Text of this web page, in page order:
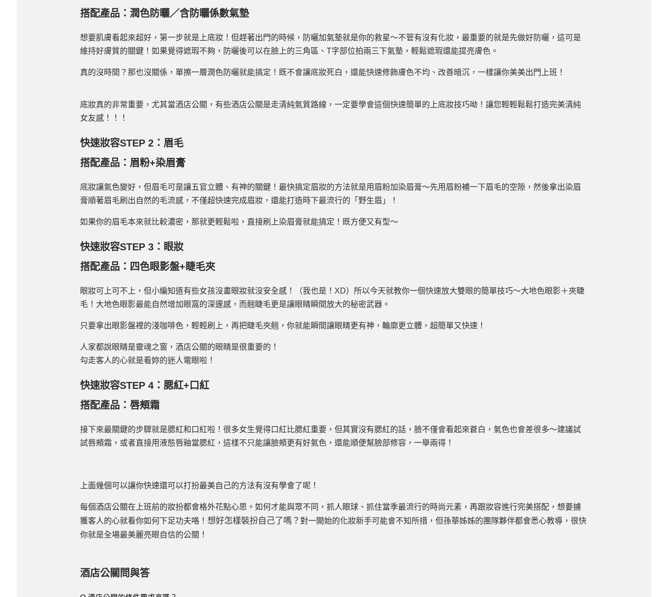
搭配產品：潤色防曬／含防曬係數氣墊
想要肌膚看起來超好，第一步就是上底妝！但趕著出門的時候，防曬加氣墊就是你的救星～不管有沒有化妝，最重要的就是先做好防曬，這可是
維持好膚質的關鍵！如果覺得遮瑕不夠，防曬後可以在臉上的三角區、T字部位拍兩三下氣墊，輕鬆遮瑕還能提亮膚色。
真的沒時間？那也沒關係，單擦一層潤色防曬就能搞定！既不會讓底妝死白，還能快速修飾膚色不均、改善暗沉，一樣讓你美美出門上班！
底妝真的非常重要，尤其當酒店公關，有些酒店公關是走清純氣質路線，一定要學會這個快速簡單的上底妝技巧呦！讓您輕輕鬆鬆打造完美清純
女友感！！！
快速妝容STEP 2：眉毛
搭配產品：眉粉+染眉膏
底妝讓氣色變好，但眉毛可是讓五官立體、有神的關鍵！最快搞定眉妝的方法就是用眉粉加染眉膏～先用眉粉補一下眉毛的空隙，然後拿出染眉
膏順著眉毛刷出自然的毛流感，不僅超快速完成眉妝，還能打造時下最流行的「野生眉」！
如果你的眉毛本來就比較濃密，那就更輕鬆啦，直接刷上染眉膏就能搞定！既方便又有型～
快速妝容STEP 3：眼妝
搭配產品：四色眼影盤+睫毛夾
眼妝可上可不上，但小編知道有些女孩沒畫眼妝就沒安全感！（我也是！XD）所以今天就教你一個快速放大雙眼的簡單技巧～大地色眼影＋夾睫
毛！大地色眼影最能自然增加眼窩的深邃感，而翹睫毛更是讓眼睛瞬間放大的秘密武器。
只要拿出眼影盤裡的淺咖啡色，輕輕刷上，再把睫毛夾翹，你就能瞬間讓眼睛更有神，輪廓更立體，超簡單又快速！
人家都說眼睛是靈魂之窗，酒店公關的眼睛是很重要的！
勾走客人的心就是看妳的迷人電眼啦！
快速妝容STEP 4：腮紅+口紅
搭配產品：唇頰霜
接下來最關鍵的步驟就是腮紅和口紅啦！很多女生覺得口紅比腮紅重要，但其實沒有腮紅的話，臉不僅會看起來蒼白，氣色也會差很多～建議試
試唇頰霜，或者直接用液態唇釉當腮紅，這樣不只能讓臉頰更有好氣色，還能順便幫臉部修容，一舉兩得！
上面幾個可以讓你快速還可以打扮最美自己的方法有沒有學會了呢！
每個酒店公關在上班前的妝扮都會格外花點心思。如何才能與眾不同，抓人眼球、抓住當季最流行的時尚元素，再跟妝容進行完美搭配，想要擄
獲客人的心就看你如何下足功夫咯！想好怎樣裝扮自己了嗎？對一開始的化妝新手可能會不知所措，但孫華姊姊的團隊夥伴都會悉心教導，很快
你就是全場最美麗亮眼自信的公關！
酒店公關問與答